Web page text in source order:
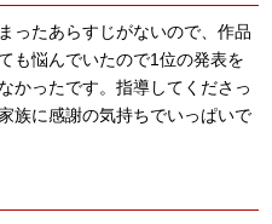
ったあらすじがないので、作品
も悩んでいたので1位の発表を
かったです。指導してくださっ
族に感謝の気持ちでいっぱいで